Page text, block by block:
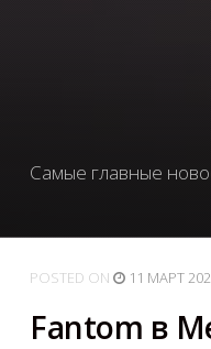
Самые главные
POSTED ON 11 МАРТ
Fantom в